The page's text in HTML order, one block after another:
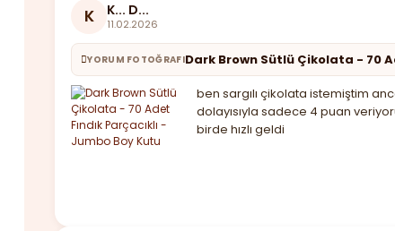
K K... D...
11.02.2026
YORUM FOTOĞRAFIDark Brown Sütlü Çikolata - 70
ben sargılı çikolata istemiştim
dolayısıyla sadece 4 puan
birde hızlı geldi